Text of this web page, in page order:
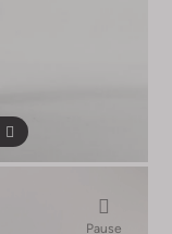
Pause